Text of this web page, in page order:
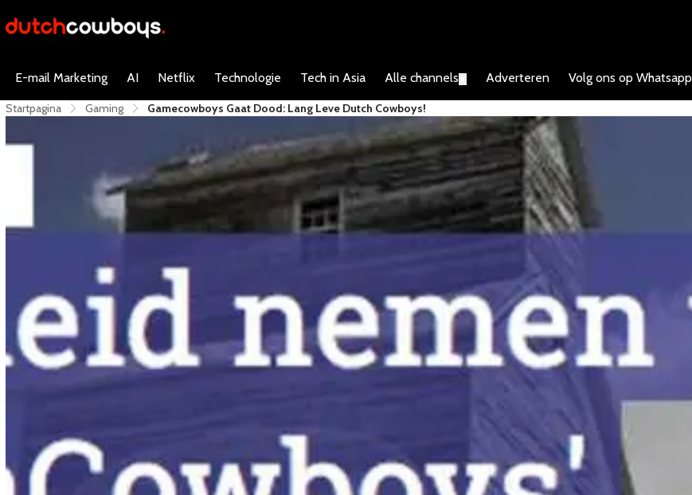
E-mail Marketing AI Netflix Technologie Tech in Asia Alle channels Adverteren Volg ons op Whatsapp
Startpagina Gaming Gamecowboys Gaat Dood: Lang Leve Dutch Cowboys!